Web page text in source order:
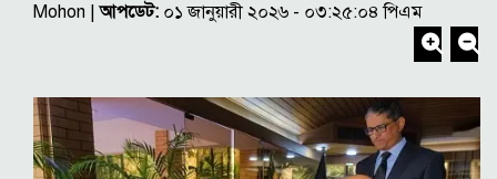
Mohon |আপডেট: ০১ জানুয়ারী ২০২৬ - ০৩:২৫:০৪ পিএম